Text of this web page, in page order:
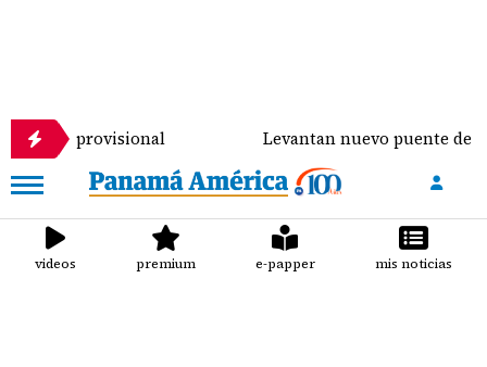
Levantan nuevo puente de $900 mil
videos premium e-papper mis noticias